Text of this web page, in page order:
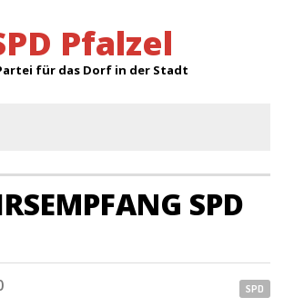
Pfalzel
für das Dorf in der Stadt
SPD
SPD